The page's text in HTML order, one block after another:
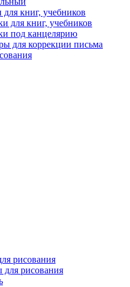
для книг, учебников
для книг, учебников
под канцелярию
для коррекции письма
рисования
рисования